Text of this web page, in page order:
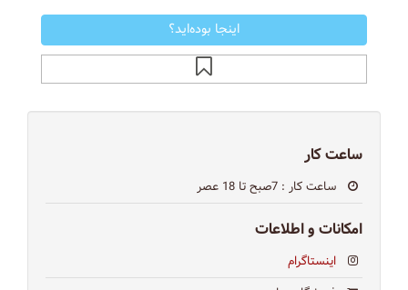
اینجا بوده‌اید؟
ساعت کار
ساعت کار : 7صبح تا 18 عصر
امکانات و اطلاعات
اینستاگرام